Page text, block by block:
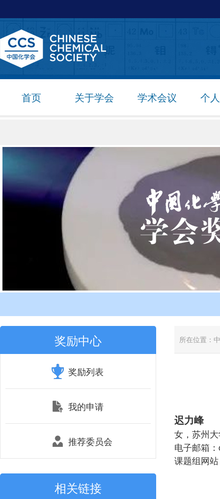
首页 关于学会 学术会议 个
奖励中心
奖励列表
我的申请
推荐委员会
相关链接
所在位置：
迟力峰
女，苏州
电子邮箱
课题组网